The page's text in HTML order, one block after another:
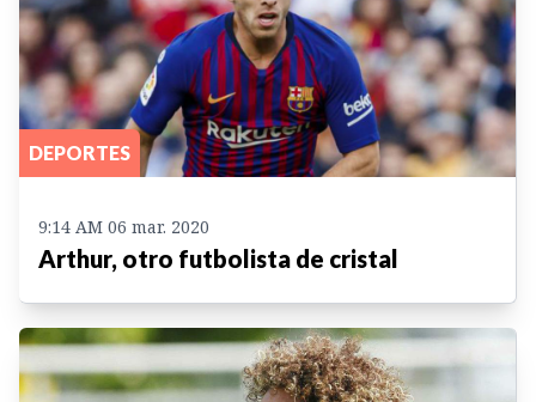
DEPORTES
9:14 AM 06 mar. 2020
Arthur, otro futbolista de cristal